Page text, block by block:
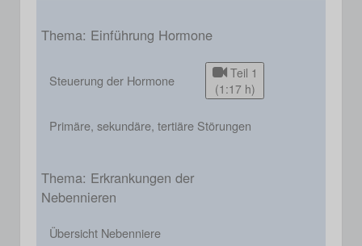
Thema: Einführung Hormone
Steuerung der Hormone
Teil 1
(1:17 h)
Primäre, sekundäre, tertiäre Störungen
Thema: Erkrankungen der
Nebennieren
Übersicht Nebenniere